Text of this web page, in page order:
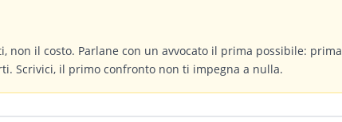
il costo. Parlane con un avvocato il prima possibile: prima
Scrivici, il primo confronto non ti impegna a nulla.